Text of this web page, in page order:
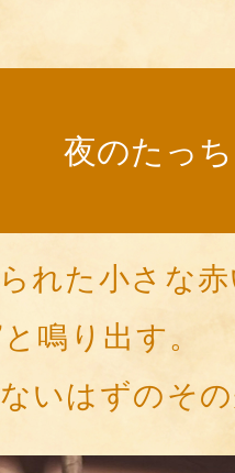
夜のたっ
れた小さな
鳴り出す。
いはずのそ